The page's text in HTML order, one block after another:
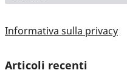
Informativa sulla privacy
Articoli recenti